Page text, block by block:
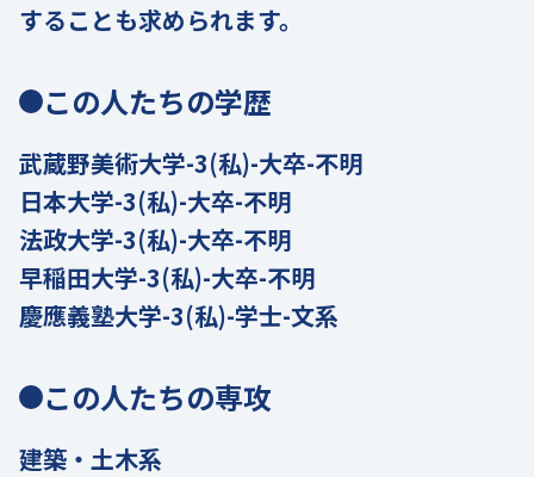
することも求められます。
この人たちの学歴
武蔵野美術大学-3(私)-大卒-不明
日本大学-3(私)-大卒-不明
法政大学-3(私)-大卒-不明
早稲田大学-3(私)-大卒-不明
慶應義塾大学-3(私)-学士-文系
この人たちの専攻
建築・土木系